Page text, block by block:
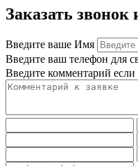
Заказать звонок
Введите ваше Имя
Введите ваш телефон для
Введите комментарий